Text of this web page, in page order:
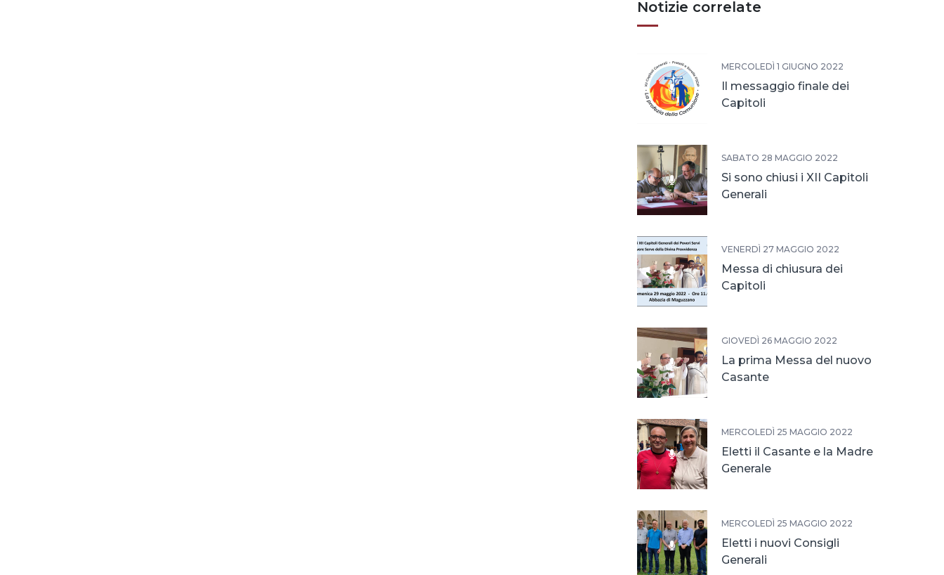
Notizie correlate
MERCOLEDÌ 1 GIUGNO 2022
Il messaggio finale dei
Capitoli
SABATO 28 MAGGIO 2022
Si sono chiusi i XII Capitoli
Generali
VENERDÌ 27 MAGGIO 2022
Messa di chiusura dei
Capitoli
GIOVEDÌ 26 MAGGIO 2022
La prima Messa del nuovo
Casante
MERCOLEDÌ 25 MAGGIO 2022
Eletti il Casante e la Madre
Generale
MERCOLEDÌ 25 MAGGIO 2022
Eletti i nuovi Consigli
Generali